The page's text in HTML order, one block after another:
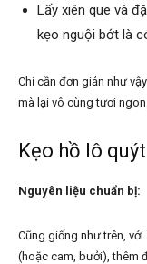
Lấy xiên que và
kẹo nguội bớt là
Chỉ cần đơn giản như
mà lại vô cùng tươi
Kẹo hồ lô
Nguyên liệu chuẩn bị:
Cũng giống như trên, với
(hoặc cam, bưởi), thêm